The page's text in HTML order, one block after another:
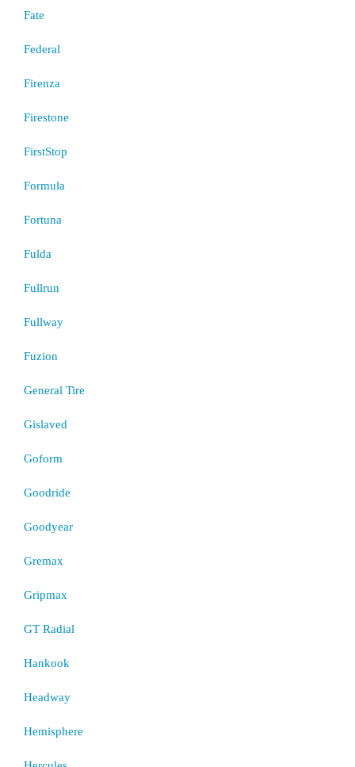
Fate
Federal
Firenza
Firestone
FirstStop
Formula
Fortuna
Fulda
Fullrun
Fullway
Fuzion
General Tire
Gislaved
Goform
Goodride
Goodyear
Gremax
Gripmax
GT Radial
Hankook
Headway
Hemisphere